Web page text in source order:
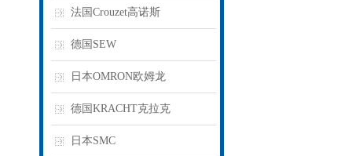
法国Crouzet高诺斯
德国SEW
日本OMRON欧姆龙
德国KRACHT克拉克
日本SMC